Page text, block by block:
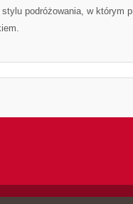
podróżowania, w którym